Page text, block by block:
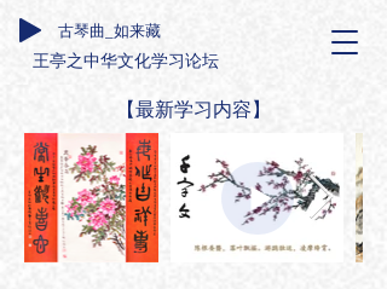
古琴曲_如来藏
王亭之中华文化学习论坛
【最新学习内容】